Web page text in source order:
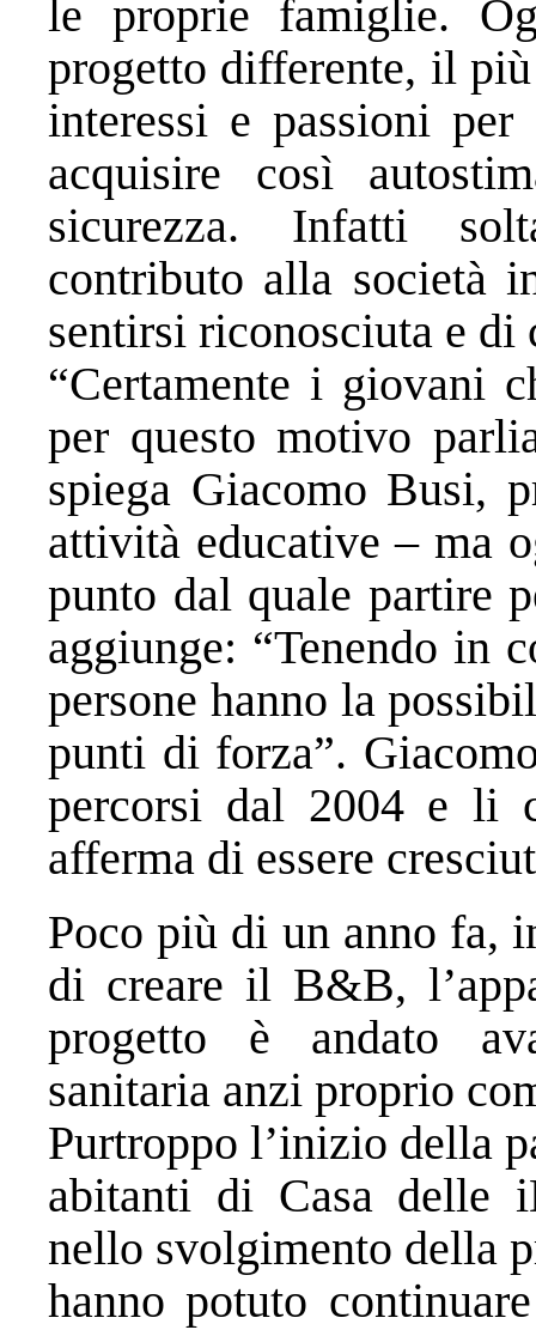
le proprie famiglie.
progetto differente, il
interessi e passioni
acquisire così
sicurezza. Infatti
contributo alla società
sentirsi riconosciuta e di
“Certamente i giovani
per questo motivo
spiega Giacomo Busi,
attività educative – ma
punto dal quale partire
aggiunge: “Tenendo in
persone hanno la
punti di forza”.
percorsi dal 2004 e li
afferma di essere
Poco più di un anno fa,
di creare il B&B,
progetto è andato
sanitaria anzi proprio
Purtroppo l’inizio della
abitanti di Casa delle
nello svolgimento della
hanno potuto